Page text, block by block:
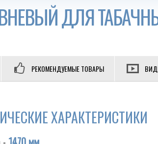
ДЛЯ
РЕКОМЕНДУЕМЫЕ ТОВАРЫ
ХАРАКТЕРИСТИКИ